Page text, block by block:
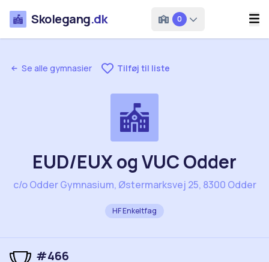
Skolegang.dk 0
Se alle gymnasier Tilføj til liste
EUD/EUX og VUC Odder
c/o Odder Gymnasium, Østermarksvej 25, 8300 Odder
HF Enkeltfag
#466